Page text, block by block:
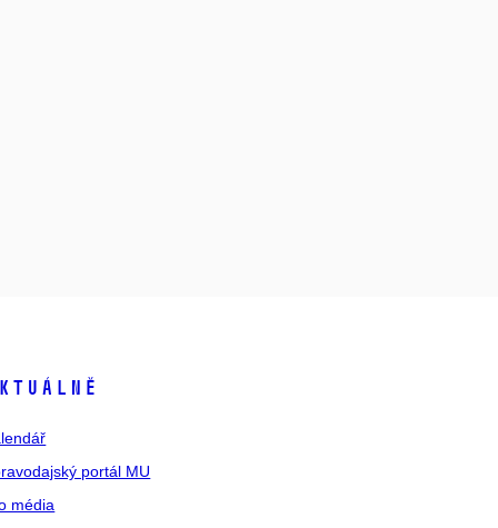
portál MU
média